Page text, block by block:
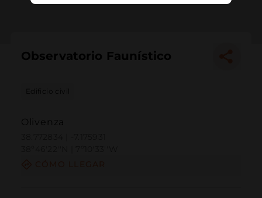
Observatorio Faunístico
Edificio civil
Olivenza